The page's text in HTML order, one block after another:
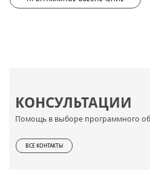
КОНСУЛЬТАЦИИ
Помощь в выборе программного
ВСЕ КОНТАКТЫ